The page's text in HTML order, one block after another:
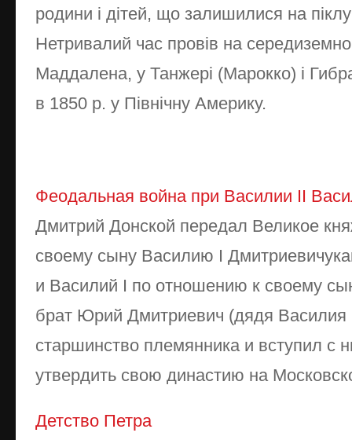
родини і дітей, що залишилися на
Нетривалий час провів на
Маддалена, у Танжері (Марокко) і
в 1850 р. у Північну Америку.
Феодальная война при Василии II
Дмитрий Донской передал Великое
своему сыну Василию I
и Василий I по отношению к своему
брат Юрий Дмитриевич (дядя Василия
старшинство племянника и вступил с
утвердить свою династию на
Детство Петра